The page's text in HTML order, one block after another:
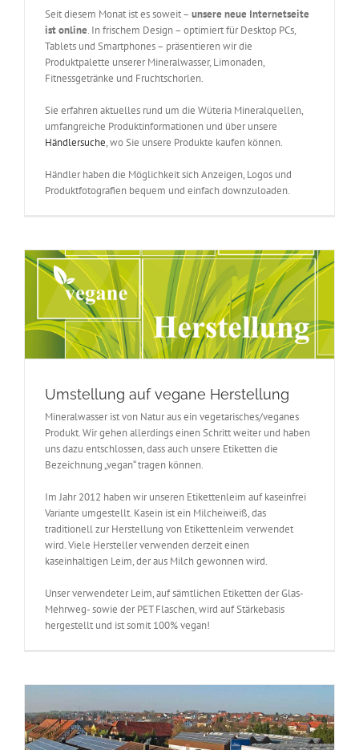
Seit diesem Monat ist es soweit – unsere neue Internetseite
ist online. In frischem Design – optimiert für Desktop PCs,
Tablets und Smartphones – präsentieren wir die
Produktpalette unserer Mineralwasser, Limonaden,
Fitnessgetränke und Fruchtschorlen.
Sie erfahren aktuelles rund um die Wüteria Mineralquellen,
umfangreiche Produktinformationen und über unsere
Händlersuche, wo Sie unsere Produkte kaufen können.
Händler haben die Möglichkeit sich Anzeigen, Logos und
Produktfotografien bequem und einfach downzuloaden.
Umstellung auf vegane Herstellung
Mineralwasser ist von Natur aus ein vegetarisches/veganes
Produkt. Wir gehen allerdings einen Schritt weiter und haben
uns dazu entschlossen, dass auch unsere Etiketten die
Bezeichnung „vegan“ tragen können.
Im Jahr 2012 haben wir unseren Etikettenleim auf kaseinfrei
Variante umgestellt. Kasein ist ein Milcheiweiß, das
traditionell zur Herstellung von Etikettenleim verwendet
wird. Viele Hersteller verwenden derzeit einen
kaseinhaltigen Leim, der aus Milch gewonnen wird.
Unser verwendeter Leim, auf sämtlichen Etiketten der Glas-
Mehrweg- sowie der PET Flaschen, wird auf Stärkebasis
hergestellt und ist somit 100% vegan!